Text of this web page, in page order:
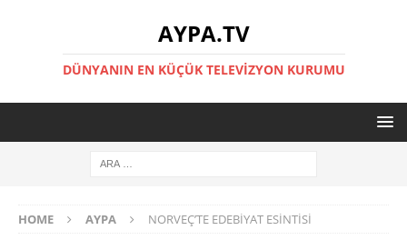
AYPA.TV
DÜNYANIN EN KÜÇÜK TELEVIZYON KURUMU
HOME AYPA NORVEÇ’TE EDEBİYAT ESİNTİSİ